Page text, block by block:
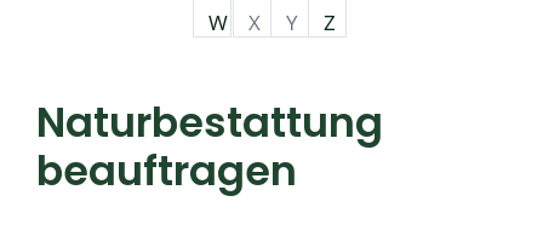
W
X Y Z
Naturbestattung
beauftragen